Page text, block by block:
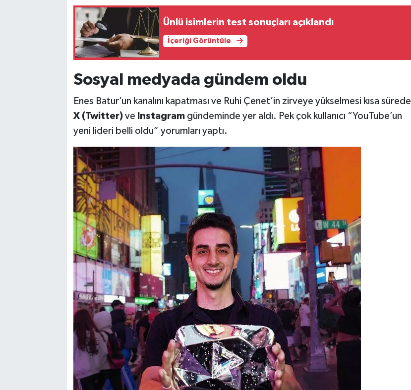
Ünlü isimlerin test sonuçları açıklandı
İçeriği Görüntüle
Sosyal medyada gündem oldu
Enes Batur’un kanalını kapatması ve Ruhi Çenet’in zirveye yükselmesi kısa sürede
X (Twitter)ve Instagramgündeminde yer aldı. Pek çok kullanıcı “YouTube’un
yeni lideri belli oldu” yorumları yaptı.